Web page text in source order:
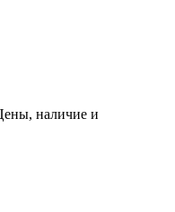
наличие и